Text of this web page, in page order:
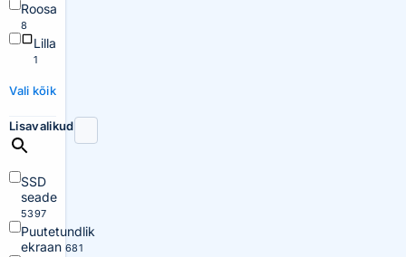
Roosa
8
Lilla
1
Vali kõik
Lisavalikud
SSD
seade
5397
Puutetundlik
ekraan 681